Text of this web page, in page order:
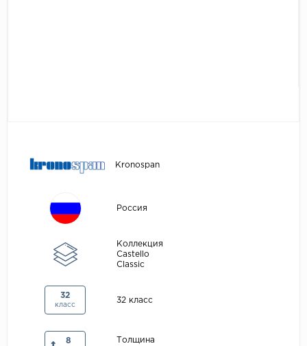
Kronospan
Россия
Коллекция
Castello
Classic
32
класс
32 класс
8
Толщина